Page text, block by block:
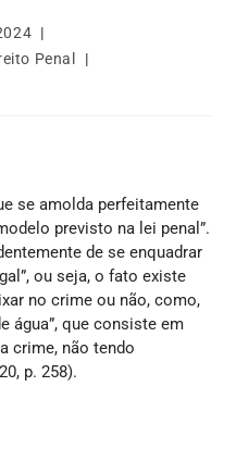
Penal
se amolda perfeitamente
previsto na lei penal”.
de se enquadrar
ou seja, o fato existe
no crime ou não, como,
água”, que consiste em
crime, não tendo
p. 258).